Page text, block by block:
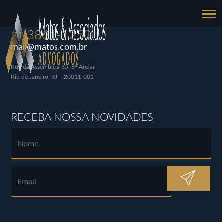
213861-1250
mail@matos.com.br
Rua da Assembléia 35, 6º Andar
Rio de Janeiro, RJ – 20011-001
RECEBA NOSSA NOVIDADES